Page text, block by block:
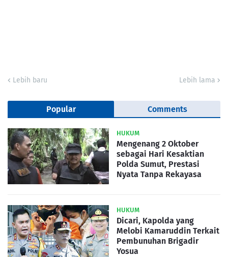
Lebih baru Lebih lama
Popular Comments
HUKUM
Mengenang 2 Oktober
sebagai Hari Kesaktian
Polda Sumut, Prestasi
Nyata Tanpa Rekayasa
HUKUM
Dicari, Kapolda yang
Melobi Kamaruddin Terkait
Pembunuhan Brigadir
Yosua